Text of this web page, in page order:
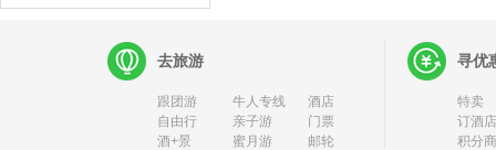
去旅游
跟团游 牛人专线
酒店
自由行
亲子游
门票
酒+景
蜜月游
邮轮
寻优
特卖
订酒
积分